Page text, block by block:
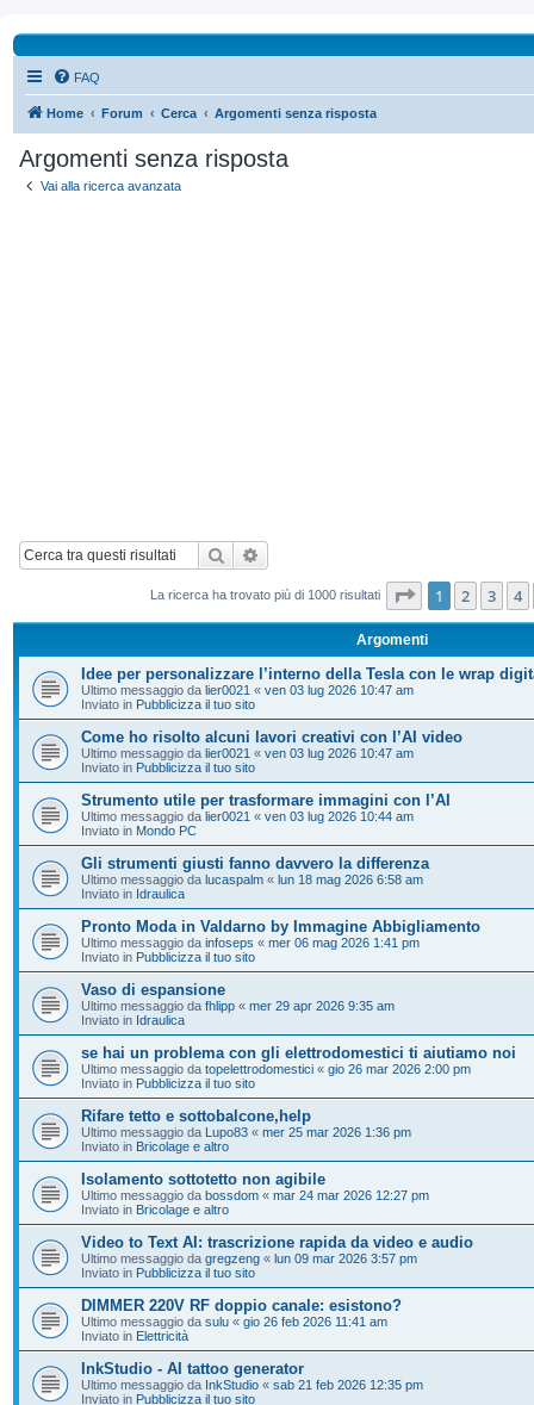
FAQ
Home Forum Cerca Argomenti senza risposta
Argomenti senza risposta
Vai alla ricerca avanzata
Cerca
La ricerca ha trovato più di 1000 risultati Pagina di 20
1 2 3 4
Argomenti
Idee per personalizzare l’interno della Tesla con le wrap
Ultimo messaggio da lier0021 « ven 03 lug 2026 10:47 am
Inviato in Pubblicizza il tuo sito
Come ho risolto alcuni lavori creativi con l’AI video
Ultimo messaggio da lier0021 « ven 03 lug 2026 10:47 am
Inviato in Pubblicizza il tuo sito
Strumento utile per trasformare immagini con l’AI
Ultimo messaggio da lier0021 « ven 03 lug 2026 10:44 am
Inviato in Mondo PC
Gli strumenti giusti fanno davvero la differenza
Ultimo messaggio da lucaspalm « lun 18 mag 2026 6:58 am
Inviato in Idraulica
Pronto Moda in Valdarno by Immagine Abbigliamento
Ultimo messaggio da infoseps « mer 06 mag 2026 1:41 pm
Inviato in Pubblicizza il tuo sito
Vaso di espansione
Ultimo messaggio da fhlipp « mer 29 apr 2026 9:35 am
Inviato in Idraulica
se hai un problema con gli elettrodomestici ti aiutiamo noi
Ultimo messaggio da topelettrodomestici « gio 26 mar 2026 2:00 pm
Inviato in Pubblicizza il tuo sito
Rifare tetto e sottobalcone,help
Ultimo messaggio da Lupo83 « mer 25 mar 2026 1:36 pm
Inviato in Bricolage e altro
Isolamento sottotetto non agibile
Ultimo messaggio da bossdom « mar 24 mar 2026 12:27 pm
Inviato in Bricolage e altro
Video to Text AI: trascrizione rapida da video e audio
Ultimo messaggio da gregzeng « lun 09 mar 2026 3:57 pm
Inviato in Pubblicizza il tuo sito
DIMMER 220V RF doppio canale: esistono?
Ultimo messaggio da sulu « gio 26 feb 2026 11:41 am
Inviato in Elettricità
InkStudio - AI tattoo generator
Ultimo messaggio da InkStudio « sab 21 feb 2026 12:35 pm
Inviato in Pubblicizza il tuo sito